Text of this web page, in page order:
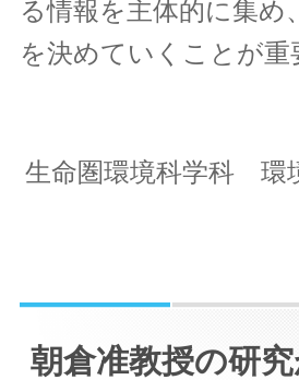
る情報を主体的に集
を決めていくことが
生命圏環境科学科
朝倉准教授の研